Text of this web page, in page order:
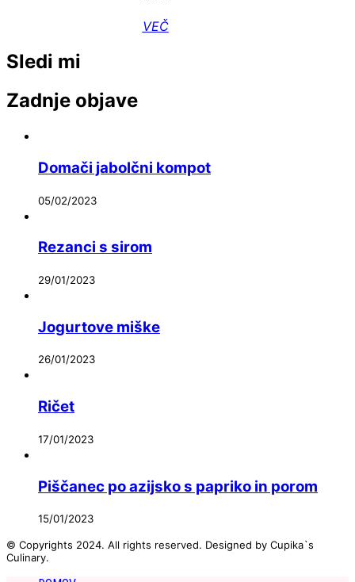
VEČ
Sledi mi
Zadnje objave
Domači jabolčni kompot
05/02/2023
Rezanci s sirom
29/01/2023
Jogurtove miške
26/01/2023
Ričet
17/01/2023
Piščanec po azijsko s papriko in porom
15/01/2023
© Copyrights 2024. All rights reserved. Designed by Cupika`s
Culinary.